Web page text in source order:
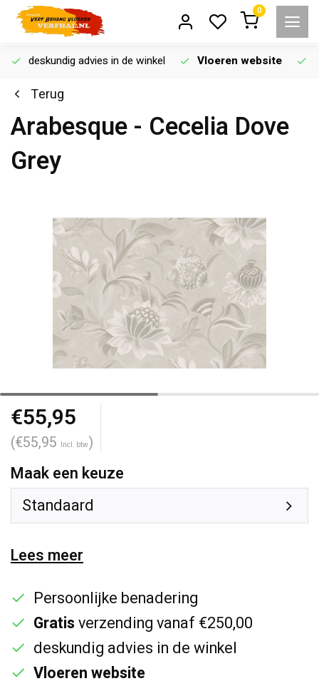
0
deskundig advies in de winkel Vloeren website
Terug
Arabesque - Cecelia Dove
Grey
€55,95
(€55,95 Incl. btw)
Maak een keuze
Standaard
Lees meer
Persoonlijke benadering
Gratisverzending vanaf €250,00
deskundig advies in de winkel
Vloeren website